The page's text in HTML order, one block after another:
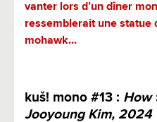
vanter lors d’un dîner
ressemblerait une statue
mohawk…
kuš! mono #13 : How
Jooyoung Kim, 2024